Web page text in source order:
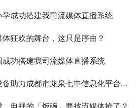
成功搭建我司流媒体直播系统
狂欢的舞台，这只是序曲？
功搭建我司流媒体直播系统
助力成都市龙泉七中信息化平台建设
电视的「饭碗」要被流媒体抢了？